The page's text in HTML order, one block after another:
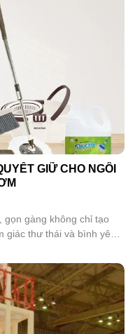
GIỮ CHO NGÔI
gọn gàng không chỉ tạo
giác thư thái và bình yên
giúp việc dọn...